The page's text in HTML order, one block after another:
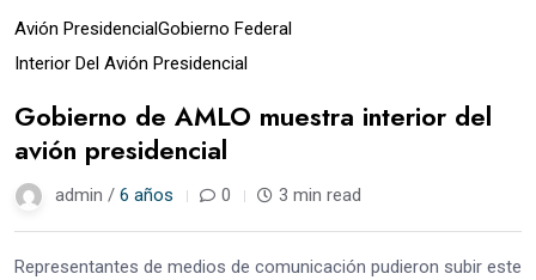
Avión PresidencialGobierno Federal
Interior Del Avión Presidencial
Gobierno de AMLO muestra interior del
avión presidencial
admin / 6 años 0 3 min read
Representantes de medios de comunicación pudieron subir este